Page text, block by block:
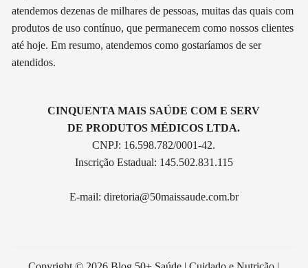
atendemos dezenas de milhares de pessoas, muitas das quais com
produtos de uso contínuo, que permanecem como nossos clientes
até hoje. Em resumo, atendemos como gostaríamos de ser
atendidos.
CINQUENTA MAIS SAÚDE COM E SERV
DE PRODUTOS MÉDICOS LTDA.
CNPJ: 16.598.782/0001-42.
Inscrição Estadual: 145.502.831.115
E-mail: diretoria@50maissaude.com.br